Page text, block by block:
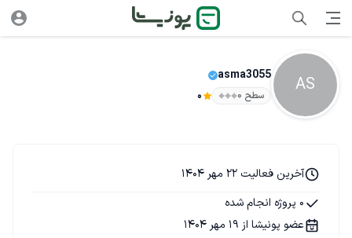
AS
asma3055
سطح ۰ 0
آخرین فعالیت 22 مهر 1404
0 پروژه انجام شده
عضو پونیشا از 19 مهر 1404